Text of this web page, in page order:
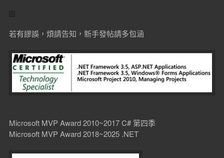
若有謬誤，煩請告知，新手發帖請多包涵
Microsoft MVP Award 2010~2017 C# 第四季
Microsoft MVP Award 2018~2025 .NET